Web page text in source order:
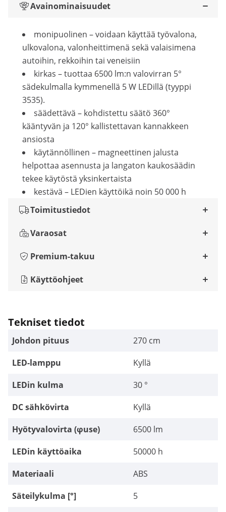
Avainominaisuudet
monipuolinen – voidaan käyttää työvalona,
ulkovalona, valonheittimenä sekä valaisimena
autoihin, rekkoihin tai veneisiin
kirkas – tuottaa 6500 lm:n valovirran 5°
sädekulmalla kymmenellä 5 W LEDillä (tyyppi
3535).
säädettävä – kohdistettu säätö 360°
kääntyvän ja 120° kallistettavan kannakkeen
ansiosta
käytännöllinen – magneettinen jalusta
helpottaa asennusta ja langaton kaukosäädin
tekee käytöstä yksinkertaista
kestävä – LEDien käyttöikä noin 50 000 h
Toimitustiedot
Varaosat
Premium-takuu
Käyttöohjeet
Tekniset tiedot
Johdon pituus
270 cm
LED-lamppu
Kyllä
LEDin kulma
30 °
DC sähkövirta
Kyllä
Hyötyvalovirta (φuse)
6500 lm
LEDin käyttöaika
50000 h
Materiaali
ABS
Säteilykulma [°]
5